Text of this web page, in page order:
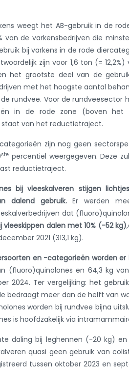
weegt het AB-gebruik in de
van de varkensbedrijven die
bij varkens in de rode
zijn voor 1,6 ton (=
het grootste deel van de
met het hoogste aantal
rundvee. Voor de rundveesector
in de rode zone (boven het
van het reductietraject.
zijn nog geen
stepercentiel weergegeven. Deze
reductietraject.
bij vleeskalveren stijgen
dalend gebruik.Er werden
dat
dalen met 10% (-52 kg)
2021 (313,1 kg).
en -categorieën worden er
(fluoro)quinolones en 64,3 kg
2024. Ter vergelijking: het
bedraagt meer dan de helft van
worden bij rundvee bijna
is hoofdzakelijk via
daling bij leghennen (-20 kg)
quasi geen gebruik van
tussen oktober 2023 en